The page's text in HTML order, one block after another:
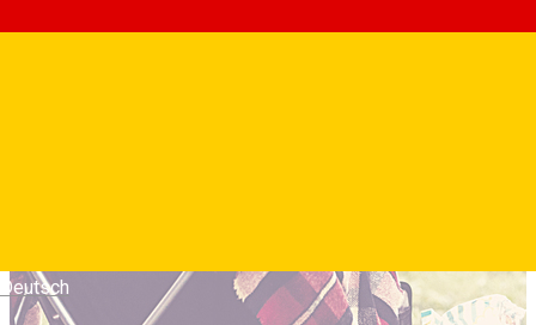
Deutsch